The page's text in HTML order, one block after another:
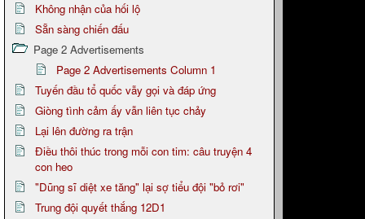
Không nhận của hối lộ
Sẵn sàng chiến đấu
Page 2 Advertisements
Page 2 Advertisements Column 1
Tuyến đầu tổ quốc vẫy gọi và đáp ứng
Giòng tình cảm ấy vẫn liên tục chảy
Lại lên đường ra trận
Điều thôi thúc trong mỗi con tim: câu truyện 4
con heo
"Dũng sĩ diệt xe tăng" lại sợ tiểu đội "bỏ rơi"
Trung đội quyết thắng 12D1